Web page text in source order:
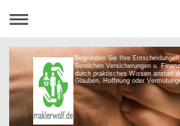
Begründen Sie Ihre Entscheidungen
Bereichen Versicherungen u.
durch praktisches Wissen anstatt
Glauben, Hoffnung oder